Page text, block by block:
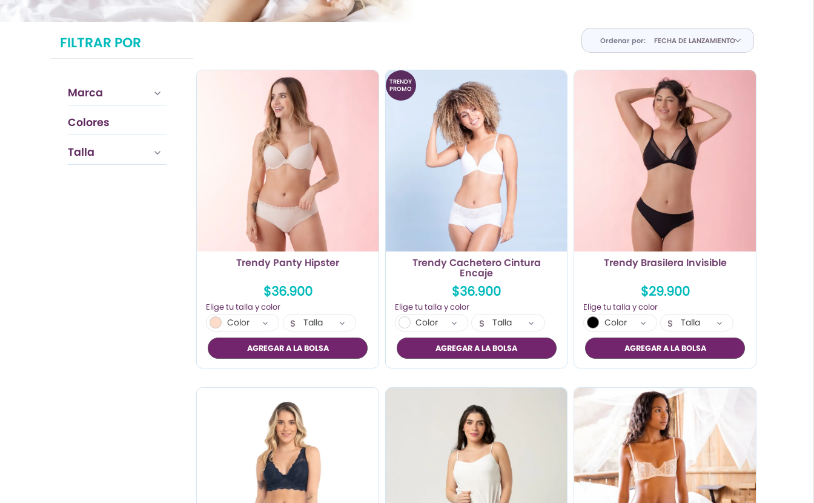
TRENDY PROMO
FILTRAR POR Ordenar por:
Marca
Colores
Palo de Rosa
Talla
Trendy Panty Hipster
$36.900
Color
S
M
L
Talla
AGREGAR A LA BOLSA
TRENDY
PROMO
Trendy Cachetero Cintura
Encaje
$36.900
Color
S
M
L
XL
Talla
AGREGAR A LA BOLSA
Trendy Brasilera Invisible
$29.900
Color
S
M
L
Talla
AGREGAR A LA BOLSA